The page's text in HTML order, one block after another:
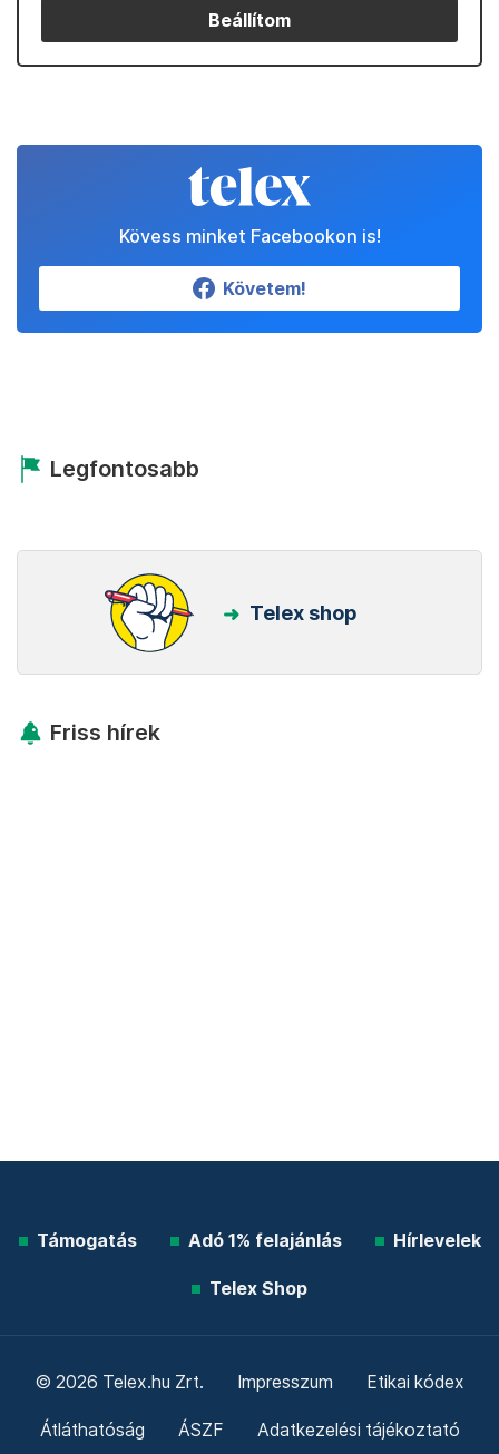
Beállítom
Kövess minket Facebookon is!
Követem!
Legfontosabb
Telex shop
Friss hírek
Támogatás Adó 1% felajánlás Hírlevelek
Telex Shop
© 2026 Telex.hu Zrt. Impresszum Etikai kódex
Átláthatóság ÁSZF Adatkezelési tájékoztató